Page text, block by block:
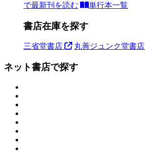
で最新刊を読む 単行本一覧
書店在庫を探す
三省堂書店 丸善ジュンク堂書店
ネット書店で探す